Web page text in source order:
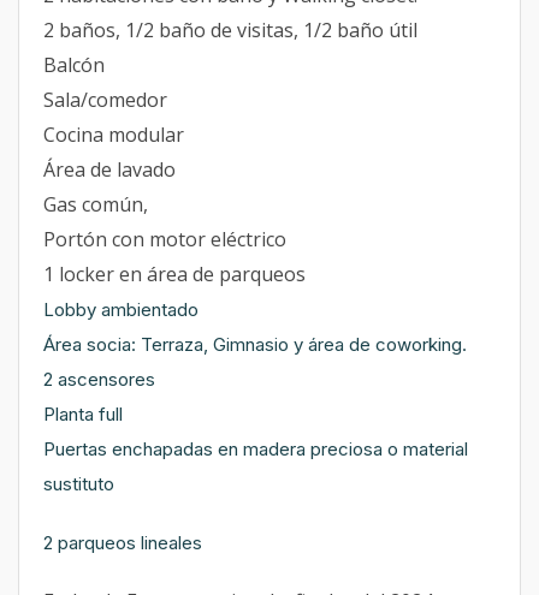
2 baños, 1/2 baño de visitas, 1/2 baño útil
Balcón
Sala/comedor
Cocina modular
Área de lavado
Gas común,
Portón con motor eléctrico
1 locker en área de parqueos
Lobby ambientado
Área socia: Terraza, Gimnasio y área de coworking.
2 ascensores
Planta full
Puertas enchapadas en madera preciosa o material
sustituto
2 parqueos lineales